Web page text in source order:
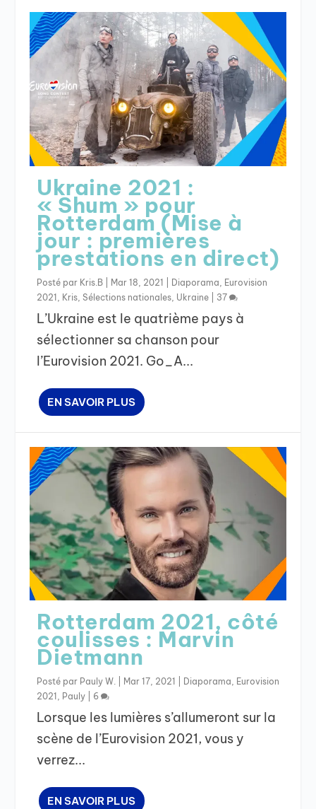
Ukraine 2021 :
« Shum » pour
Rotterdam (Mise à
jour : premières
prestations en direct)
Posté par Kris.B Mar 18, 2021 Diaporama Eurovision
2021 Kris ,Sélections nationales Ukraine 37
L’Ukraine est le quatrième pays à
sélectionner sa chanson pour
l’Eurovision 2021. Go_A...
EN SAVOIR PLUS
Rotterdam 2021, côté
coulisses : Marvin
Dietmann
Posté par Pauly W. Mar 17, 2021 Diaporama, Eurovision
2021 , Pauly 6
Lorsque les lumières s’allumeront sur la
scène de l’Eurovision 2021, vous y
verrez...
EN SAVOIR PLUS